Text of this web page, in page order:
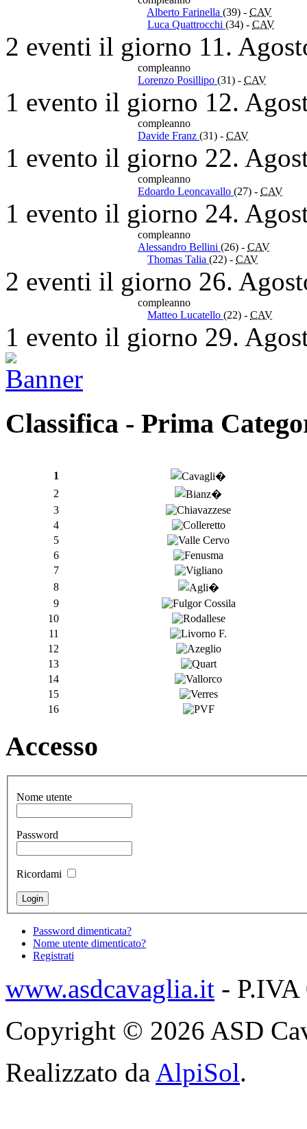
Alberto Farinella (39) - CAV
Luca Quattrocchi (34) - CAV
2 eventi il giorno 11.
compleanno
Lorenzo Posillipo (31) - CAV
1 evento il giorno 12.
compleanno
Davide Franz (31) - CAV
1 evento il giorno 22.
compleanno
Edoardo Leoncavallo (27) - CAV
1 evento il giorno 24.
compleanno
Alessandro Bellini (26) - CAV
Thomas Talia (22) - CAV
2 eventi il giorno 26.
compleanno
Matteo Lucatello (22) - CAV
1 evento il giorno 29.
Classifica - Prima
1
2
3
4
5
6
7
8
9
10
11
12
13
14
15
16
Accesso
Nome utente
Password
Ricordami
Password dimenticata?
Nome utente dimenticato?
Registrati
www.asdcavaglia.it -
Copyright © 2026 ASD
Realizzato da AlpiSol.